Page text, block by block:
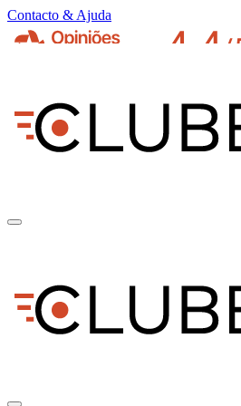
Contacto & Ajuda